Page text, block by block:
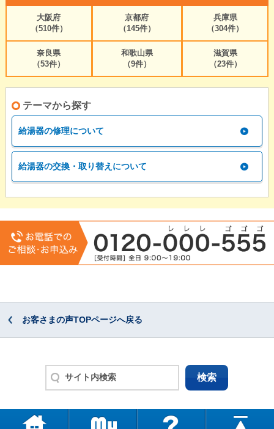
大阪府
（510件）
京都府
（145件）
兵庫県
（304件）
奈良県
（53件）
和歌山県
（9件）
滋賀県
（23件）
テーマから探す
給湯器の修理について
給湯器の交換・取り替えについて
お客さまの声TOPページへ戻る